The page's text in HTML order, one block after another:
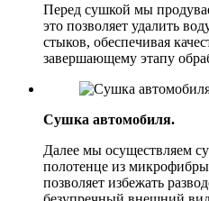
Перед сушкой мы
это позволяет удалить
стыков, обеспечивая
завершающему этапу
Сушка автомобиля.
Далее мы осуществляем
полотенце из
позволяет избежать